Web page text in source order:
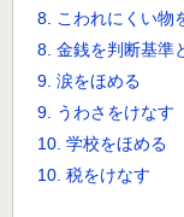
8. こわれにくい物
8. 金銭を判断基準
9. 涙をほめる
9. うわさをけなす
10. 学校をほめる
10. 税をけなす